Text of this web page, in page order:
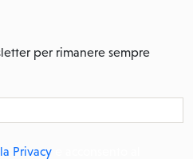
per rimanere sempre
Privacy